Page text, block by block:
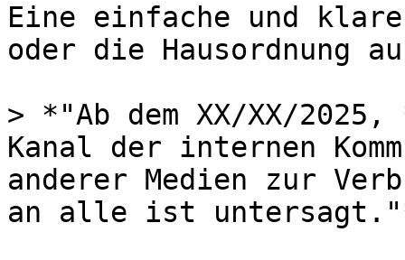
Eine einfache und
oder die Hausordnung
> *"Ab dem XX/XX/
Kanal der internen
anderer Medien zur
an alle ist